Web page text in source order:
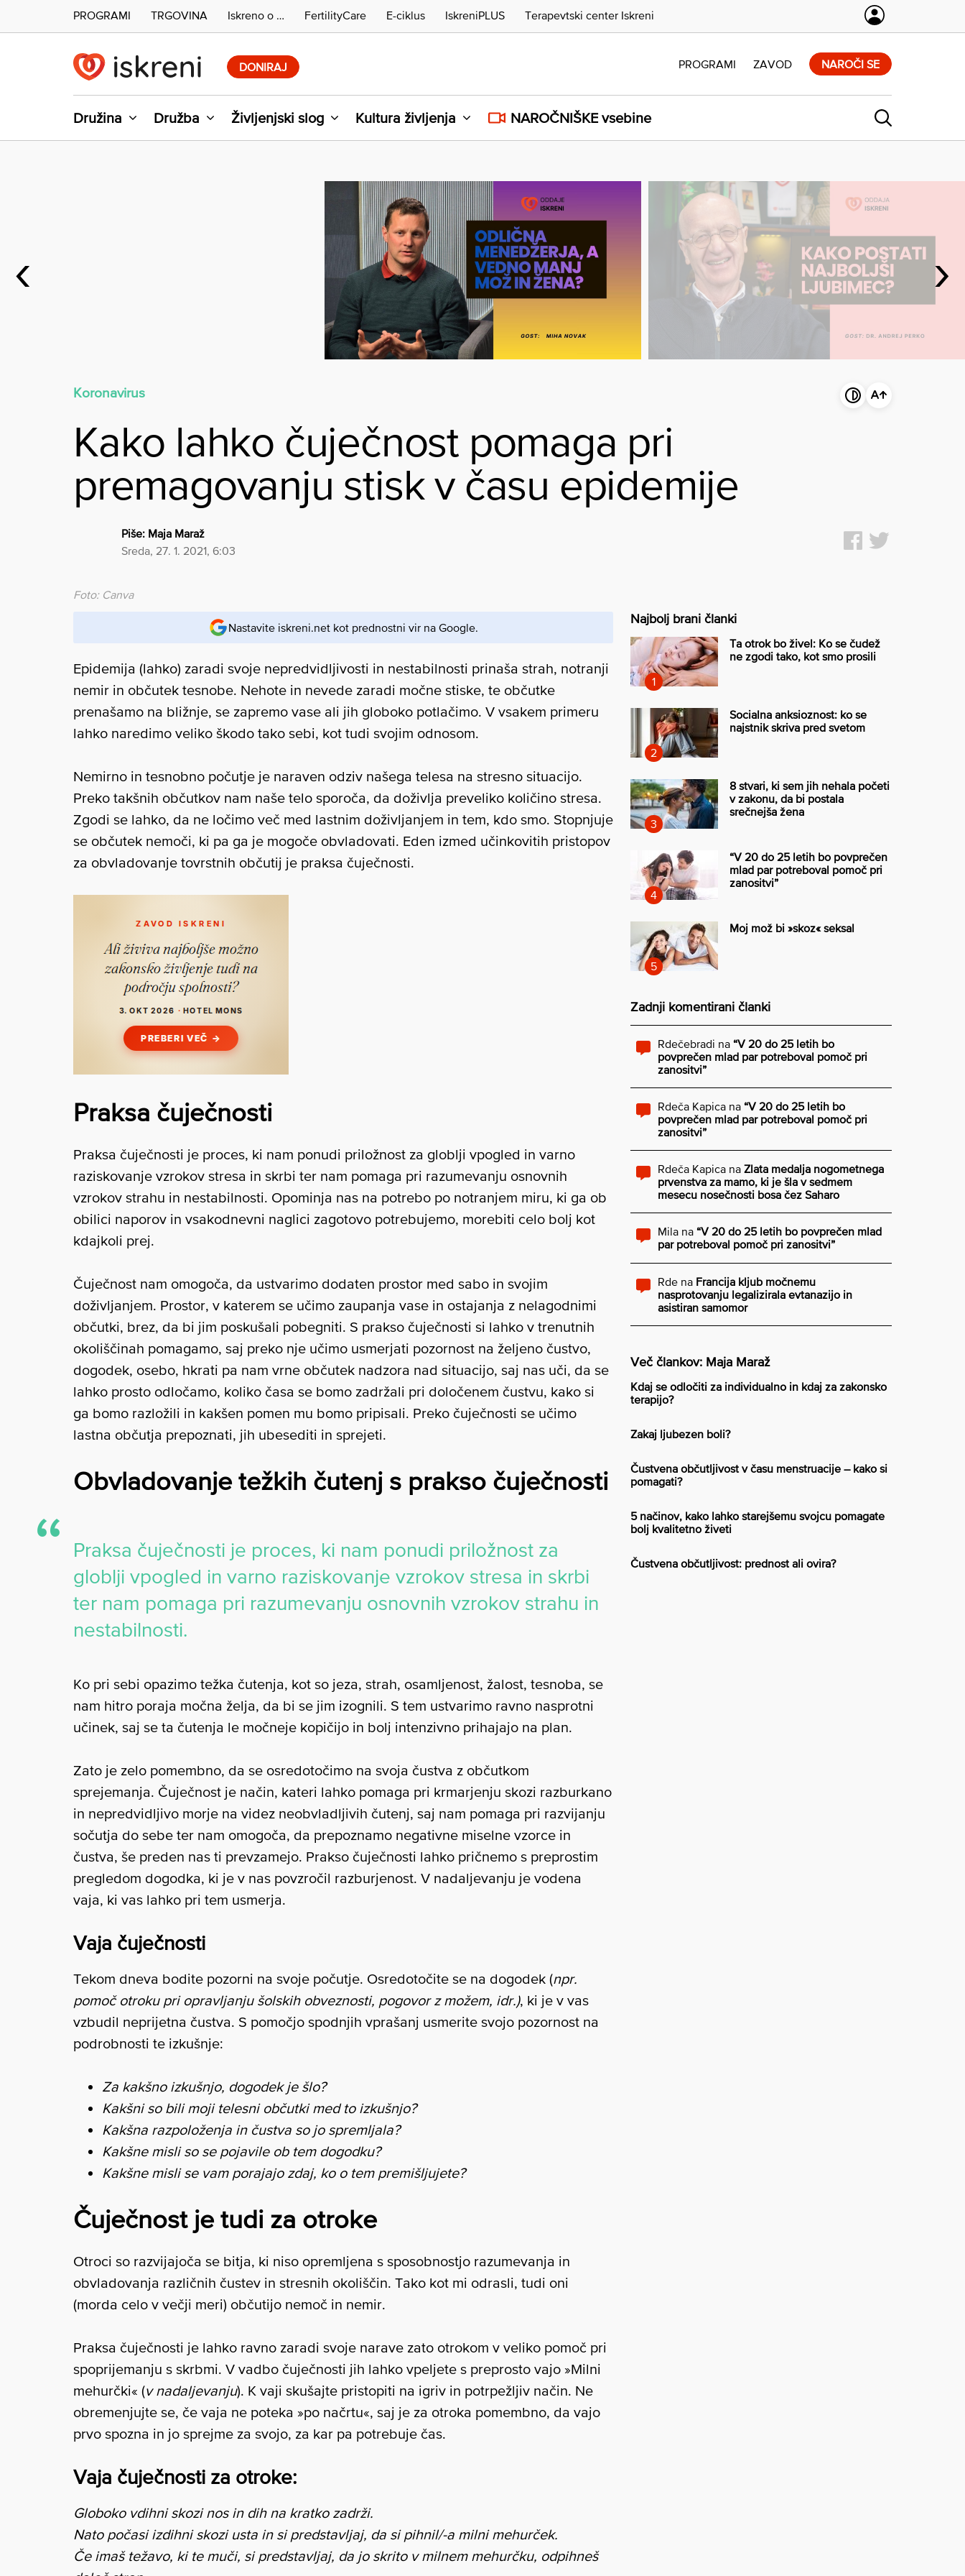
DONIRAJ
Družina Družba Življenjski slog Kultura življenja NAROČNIŠKE vsebine
PROGRAMI ZAVOD NAROČI SE
PROGRAMI TRGOVINA Iskreno o … FertilityCare E-ciklus IskreniPLUS Terapevtski center Iskreni
‹ ›
Koronavirus
Kako lahko čuječnost pomaga pri
premagovanju stisk v času epidemije
Piše: Maja Maraž
sreda, 27. 1. 2021, 6:03
Foto: Canva
Nastavite iskreni.net kot prednostni vir na Google.
Epidemija (lahko) zaradi svoje nepredvidljivosti in nestabilnosti prinaša strah, notranji
nemir in občutek tesnobe. Nehote in nevede zaradi močne stiske, te občutke
prenašamo na bližnje, se zapremo vase ali jih globoko potlačimo. V vsakem primeru
lahko naredimo veliko škodo tako sebi, kot tudi svojim odnosom.
Nemirno in tesnobno počutje je naraven odziv našega telesa na stresno situacijo.
Preko takšnih občutkov nam naše telo sporoča, da doživlja preveliko količino stresa.
Zgodi se lahko, da ne ločimo več med lastnim doživljanjem in tem, kdo smo. Stopnjuje
se občutek nemoči, ki pa ga je mogoče obvladovati. Eden izmed učinkovitih pristopov
za obvladovanje tovrstnih občutij je praksa čuječnosti.
Praksa čuječnosti
Praksa čuječnosti je proces, ki nam ponudi priložnost za globlji vpogled in varno
raziskovanje vzrokov stresa in skrbi ter nam pomaga pri razumevanju osnovnih
vzrokov strahu in nestabilnosti. Opominja nas na potrebo po notranjem miru, ki ga ob
obilici naporov in vsakodnevni naglici zagotovo potrebujemo, morebiti celo bolj kot
kdajkoli prej.
Čuječnost nam omogoča, da ustvarimo dodaten prostor med sabo in svojim
doživljanjem. Prostor, v katerem se učimo zaupanja vase in ostajanja z nelagodnimi
občutki, brez, da bi jim poskušali pobegniti. S prakso čuječnosti si lahko v trenutnih
okoliščinah pomagamo, saj preko nje učimo usmerjati pozornost na željeno čustvo,
dogodek, osebo, hkrati pa nam vrne občutek nadzora nad situacijo, saj nas uči, da se
lahko prosto odločamo, koliko časa se bomo zadržali pri določenem čustvu, kako si
ga bomo razložili in kakšen pomen mu bomo pripisali. Preko čuječnosti se učimo
lastna občutja prepoznati, jih ubesediti in sprejeti.
Obvladovanje težkih čutenj s prakso čuječnosti
Praksa čuječnosti je proces, ki nam ponudi priložnost za
globlji vpogled in varno raziskovanje vzrokov stresa in skrbi
ter nam pomaga pri razumevanju osnovnih vzrokov strahu in
nestabilnosti.
Ko pri sebi opazimo težka čutenja, kot so jeza, strah, osamljenost, žalost, tesnoba, se
nam hitro poraja močna želja, da bi se jim izognili. S tem ustvarimo ravno nasprotni
učinek, saj se ta čutenja le močneje kopičijo in bolj intenzivno prihajajo na plan.
Zato je zelo pomembno, da se osredotočimo na svoja čustva z občutkom
sprejemanja. Čuječnost je način, kateri lahko pomaga pri krmarjenju skozi razburkano
in nepredvidljivo morje na videz neobvladljivih čutenj, saj nam pomaga pri razvijanju
sočutja do sebe ter nam omogoča, da prepoznamo negativne miselne vzorce in
čustva, še preden nas ti prevzamejo. Prakso čuječnosti lahko pričnemo s preprostim
pregledom dogodka, ki je v nas povzročil razburjenost. V nadaljevanju je vodena
vaja, ki vas lahko pri tem usmerja.
Vaja čuječnosti
Tekom dneva bodite pozorni na svoje počutje. Osredotočite se na dogodek (npr.
pomoč otroku pri opravljanju šolskih obveznosti, pogovor z možem, idr.), ki je v vas
vzbudil neprijetna čustva. S pomočjo spodnjih vprašanj usmerite svojo pozornost na
podrobnosti te izkušnje:
Za kakšno izkušnjo, dogodek je šlo?
Kakšni so bili moji telesni občutki med to izkušnjo?
Kakšna razpoloženja in čustva so jo spremljala?
Kakšne misli so se pojavile ob tem dogodku?
Kakšne misli se vam porajajo zdaj, ko o tem premišljujete?
Čuječnost je tudi za otroke
Otroci so razvijajoča se bitja, ki niso opremljena s sposobnostjo razumevanja in
obvladovanja različnih čustev in stresnih okoliščin. Tako kot mi odrasli, tudi oni
(morda celo v večji meri) občutijo nemoč in nemir.
Praksa čuječnosti je lahko ravno zaradi svoje narave zato otrokom v veliko pomoč pri
spoprijemanju s skrbmi. V vadbo čuječnosti jih lahko vpeljete s preprosto vajo »Milni
mehurčki« (v nadaljevanju). K vaji skušajte pristopiti na igriv in potrpežljiv način. Ne
obremenjujte se, če vaja ne poteka »po načrtu«, saj je za otroka pomembno, da vajo
prvo spozna in jo sprejme za svojo, za kar pa potrebuje čas.
Vaja čuječnosti za otroke:
Globoko vdihni skozi nos in dih na kratko zadrži.
Nato počasi izdihni skozi usta in si predstavljaj, da si pihnil/-a milni mehurček.
Če imaš težavo, ki te muči, si predstavljaj, da jo skrito v milnem mehurčku, odpihneš
Najbolj brani članki
Ta otrok bo živel: Ko se čudež
ne zgodi tako, kot smo prosili
Socialna anksioznost: ko se
najstnik skriva pred svetom
8 stvari, ki sem jih nehala početi
v zakonu, da bi postala
srečnejša žena
“V 20 do 25 letih bo povprečen
mlad par potreboval pomoč pri
zanositvi”
Moj mož bi »skoz« seksal
Zadnji komentirani članki
Rdečebradi na “V 20 do 25 letih bo
povprečen mlad par potreboval pomoč pri
zanositvi”
Rdeča Kapica na “V 20 do 25 letih bo
povprečen mlad par potreboval pomoč pri
zanositvi”
Rdeča Kapica na Zlata medalja nogometnega
prvenstva za mamo, ki je šla v sedmem
mesecu nosečnosti bosa čez Saharo
Mila na “V 20 do 25 letih bo povprečen mlad
par potreboval pomoč pri zanositvi”
Rde na Francija kljub močnemu
nasprotovanju legalizirala evtanazijo in
asistiran samomor
Več člankov: Maja Maraž
Kdaj se odločiti za individualno in kdaj za zakonsko
terapijo?
Zakaj ljubezen boli?
Čustvena občutljivost v času menstruacije – kako si
pomagati?
5 načinov, kako lahko starejšemu svojcu pomagate
bolj kvalitetno živeti
Čustvena občutljivost: prednost ali ovira?